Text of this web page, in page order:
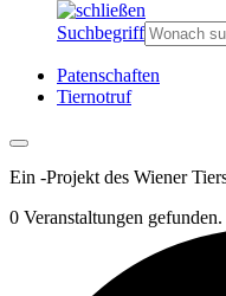
Suchbegriff
Patenschaften
Tiernotruf
Ein -Projekt des Wiener
0 Veranstaltungen gefunden.